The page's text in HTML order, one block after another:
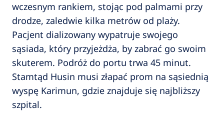
wczesnym rankiem, stojąc pod palmami przy
drodze, zaledwie kilka metrów od plaży.
Pacjent dializowany wypatruje swojego
sąsiada, który przyjeżdża, by zabrać go swoim
skuterem. Podróż do portu trwa 45 minut.
Stamtąd Husin musi złapać prom na sąsiednią
wyspę Karimun, gdzie znajduje się najbliższy
szpital.